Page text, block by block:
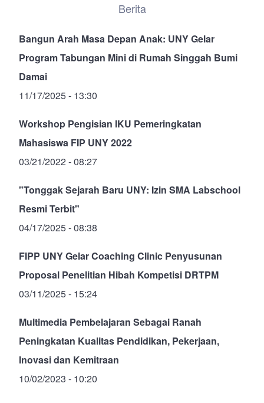
Berita
Bangun Arah Masa Depan Anak: UNY Gelar
Program Tabungan Mini di Rumah Singgah Bumi
Damai
11/17/2025 - 13:30
Workshop Pengisian IKU Pemeringkatan
Mahasiswa FIP UNY 2022
03/21/2022 - 08:27
"Tonggak Sejarah Baru UNY: Izin SMA Labschool
Resmi Terbit"
04/17/2025 - 08:38
FIPP UNY Gelar Coaching Clinic Penyusunan
Proposal Penelitian Hibah Kompetisi DRTPM
03/11/2025 - 15:24
Multimedia Pembelajaran Sebagai Ranah
Peningkatan Kualitas Pendidikan, Pekerjaan,
Inovasi dan Kemitraan
10/02/2023 - 10:20